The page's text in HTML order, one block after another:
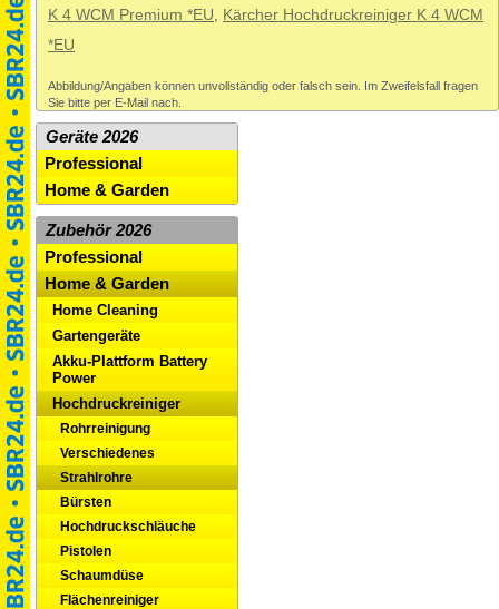
K 4 WCM Premium *EU
Kärcher Hochdruckreiniger K 4 WCM
*EU
Abbildung/Angaben können unvollständig oder falsch sein. Im Zweifelsfall fragen
Sie bitte per E-Mail nach.
Geräte 2026
Professional
Home & Garden
Zubehör 2026
Professional
Home & Garden
Home Cleaning
Gartengeräte
Akku-Plattform Battery
Power
Hochdruckreiniger
Rohrreinigung
Verschiedenes
Strahlrohre
Bürsten
Hochdruckschläuche
Pistolen
Schaumdüse
Flächenreiniger